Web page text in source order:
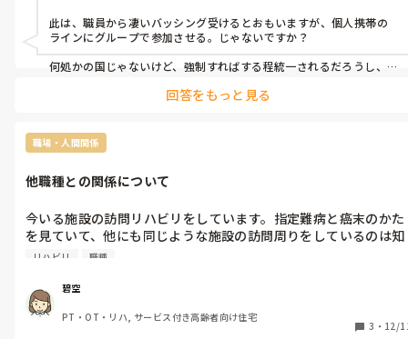
此は、職員から凄いバッシング受けるとおもいますが、個人携帯の
ラインにグループで参加させる。じゃないですか？
何処かの国じゃないけど、強制すればする程統一されるだろうし、自
回答をもっと見る
職場・人間関係
他職種との関係について
今いる施設の訪問リハビリをしています。指定難病と癌末のかた
を見ていて、他にも同じような施設の訪問周りをしているのは知
っていますが、介護職の方や入居だけど介護保険のみの方を見る
見ているとモヤモヤスルーが多い気がします。介護者側からみて
リハビリとの接点はない方が楽なんですか？それとも忙しすぎて
それどころではない？
リハビリ 職種
碧空
PT・OT・リハ, サービス付き高齢者向け住宅
3 ・ 12/